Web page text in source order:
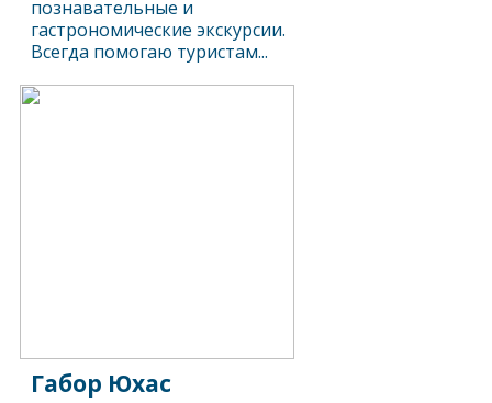
познавательные и
гастрономические экскурсии.
Всегда помогаю туристам...
Габор Юхас